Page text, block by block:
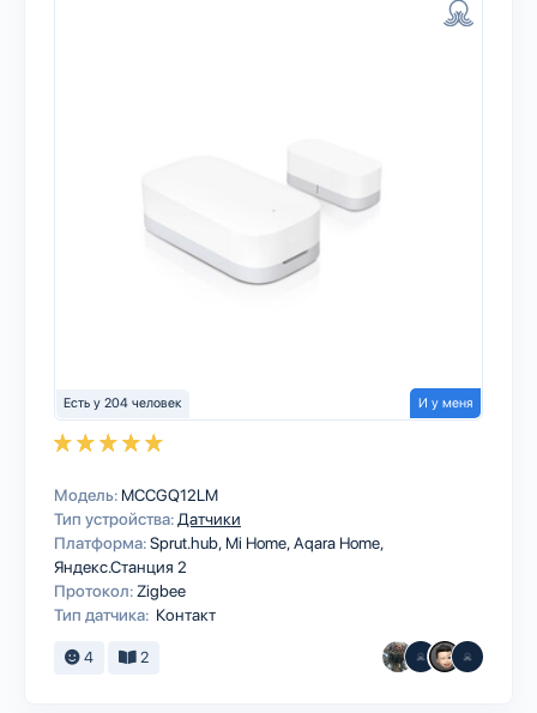
Есть у 204 человек И у меня
Модель: MCCGQ12LM
Тип устройства: Датчики
Платформа:Sprut.hub Mi HomeAqara Home
Яндекс.Станция 2
Протокол: Zigbee
Тип датчика: Контакт
4 2